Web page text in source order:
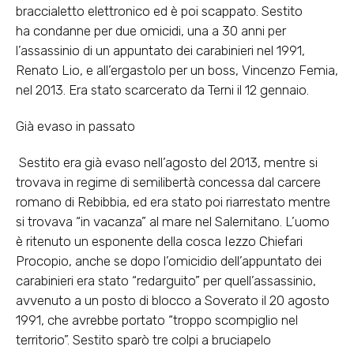
braccialetto elettronico ed è poi scappato. Sestito
ha condanne per due omicidi, una a 30 anni per
l’assassinio di un appuntato dei carabinieri nel 1991,
Renato Lio, e all’ergastolo per un boss, Vincenzo Femia,
nel 2013. Era stato scarcerato da Terni il 12 gennaio.
Già evaso in passato
Sestito era già evaso nell’agosto del 2013, mentre si
trovava in regime di semilibertà concessa dal carcere
romano di Rebibbia, ed era stato poi riarrestato mentre
si trovava “in vacanza” al mare nel Salernitano. L’uomo
è ritenuto un esponente della cosca Iezzo Chiefari
Procopio, anche se dopo l’omicidio dell’appuntato dei
carabinieri era stato “redarguito” per quell’assassinio,
avvenuto a un posto di blocco a Soverato il 20 agosto
1991, che avrebbe portato “troppo scompiglio nel
territorio”. Sestito sparò tre colpi a bruciapelo